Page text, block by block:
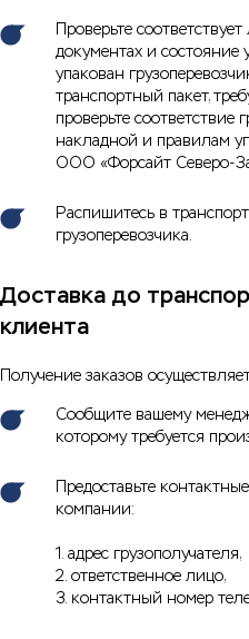
Проверьте
документах и состояние
упакован
транспортный пакет,
проверьте соответствие
накладной и правилам
ООО «Форсайт Северо-
Распишитесь в
грузоперевозчика.
Доставка до
клиента
Получение заказов
Сообщите вашему
которому требуется
Предоставьте
компании:
1. адрес грузополучателя,
2. ответственное лицо,
3. контактный номер